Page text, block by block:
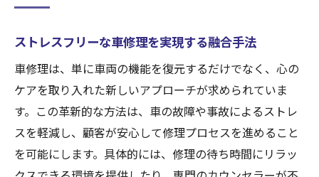
ストレスフリーな車修理を実現する融合手法
車修理は、単に車両の機能を復元するだけでなく、心の
ケアを取り入れた新しいアプローチが求められていま
す。この革新的な方法は、車の故障や事故によるストレ
スを軽減し、顧客が安心して修理プロセスを進めること
を可能にします。具体的には、修理の待ち時間にリラッ